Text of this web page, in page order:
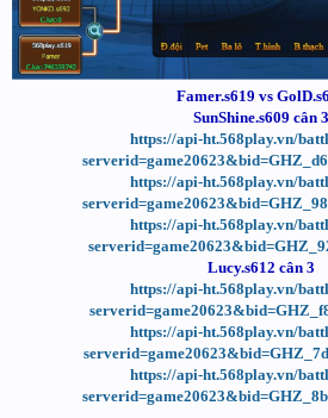
Famer.s619 vs
SunShine.s609 cân 3
https://api-ht.568play.vn/
https://api-ht.568play.vn/
https://api-ht.568play.vn/
Lucy.s612 cân 3
https://api-ht.568play.vn/
https://api-ht.568play.vn/
https://api-ht.568play.vn/